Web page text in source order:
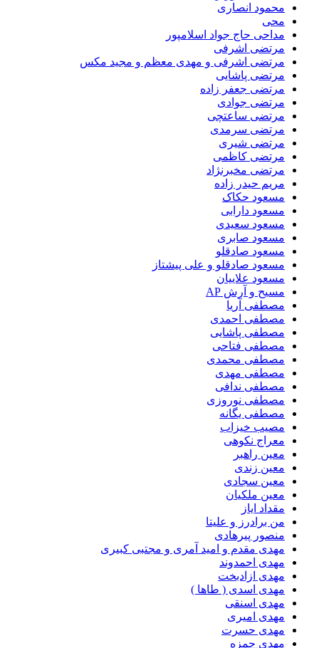
محمود انصاری
محی
مداحی حاج جواد اسلامپور
مرتضی اشرفی
مرتضی اشرفی و مهدی معظم و مجید مکس
مرتضی پاشایی
مرتضی جعفر زاده
مرتضی جوادی
مرتضی ساعتچی
مرتضی سرمدی
مرتضی شیری
مرتضی کاظمی
مرتضی مخبرنژاد
مریم حیدر زاده
مسعود حکاک
مسعود دارابی
مسعود سعیدی
مسعود صابری
مسعود صادقلو
مسعود صادقلو و علی پیشتاز
مسعود علاییان
مسیح و آرش AP
مصطفی آریا
مصطفی احمدی
مصطفی پاشایی
مصطفی فتاحی
مصطفی محمدی
مصطفی مهدی
مصطفی ندافی
مصطفی نوروزی
مصطفی یگانه
مصیب خیزاب
معراج نکوهی
معین راهبر
معین زندی
معین سجادی
معین ملکیان
مقداد ایاز
من برادرز و علیتا
منصور پیرهادی
مهدى مقدم و امید آمرى و مجتبى کبیرى
مهدی احمدوند
مهدی ازادبخت
مهدی اسدی ( طاها )
مهدی اسنقی
مهدی امیری
مهدی حسرت
مهدی حمزه